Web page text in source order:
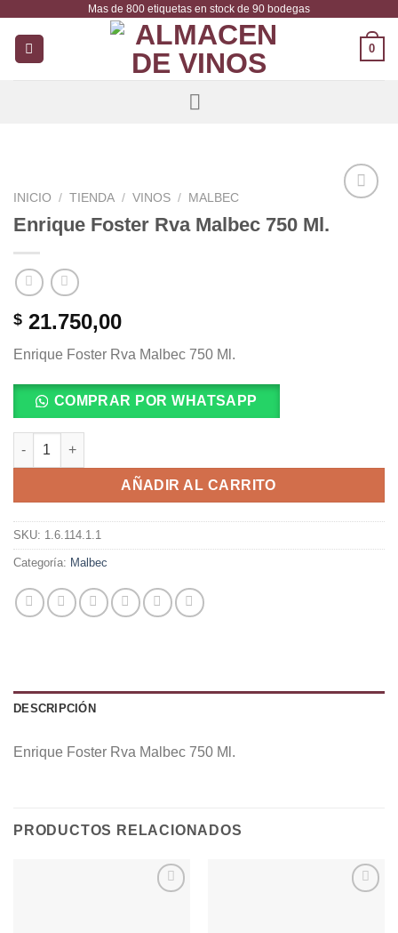
contenido
Mas de 800 etiquetas en stock de 90 bodegas
0
INICIO / TIENDA / VINOS / MALBEC
Enrique Foster Rva Malbec 750 Ml.
$ 21.750,00
Enrique Foster Rva Malbec 750 Ml.
COMPRAR POR WHATSAPP
Enrique Foster Rva Malbec 750 Ml. cantidad
AÑADIR AL CARRITO
SKU: 1.6.114.1.1
Categoría: Malbec
DESCRIPCIÓN
Enrique Foster Rva Malbec 750 Ml.
PRODUCTOS RELACIONADOS